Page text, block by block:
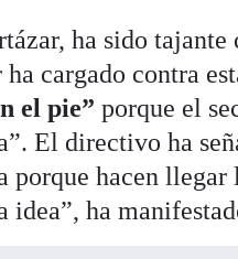
ha sido tajante
cargado contra
el pie” porque el
El directivo ha
porque hacen llegar
idea”, ha